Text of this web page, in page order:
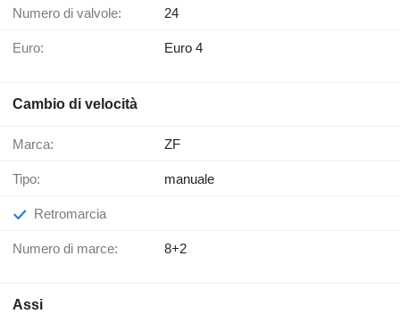
Numero di valvole: 24
Euro: Euro 4
Cambio di velocità
Marca: ZF
Tipo: manuale
Retromarcia
Numero di marce: 8+2
Assi